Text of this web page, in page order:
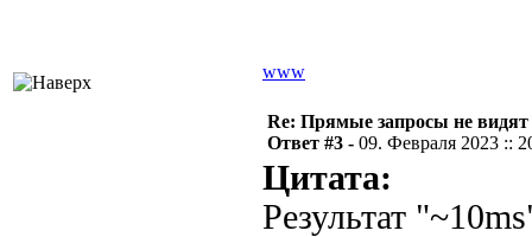
www
Re: Прямые запросы не видят
Ответ #3 - 09. Февраля 2023 ::
Цитата:
Результат